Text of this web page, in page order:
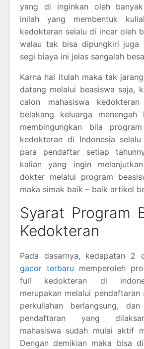
yang di inginkan oleh
inilah yang membentuk
kedokteran selalu di incar oleh
walau tak bisa dipungkiri juga
segi biaya ini jelas sangalah
Karna hal itulah maka tak
datang melalui beasiswa saja,
calon mahasiswa
belakang keluarga
membingungkan bila
kedokteran di Indonesia
para pendaftar setiap
kalian yang ingin
dokter melalui program
maka simak baik – baik artikel
Syarat Program
Kedokteran
Pada dasarnya, kedapatan 2
gacor terbaru memperoleh
full kedokteran di
merupakan melalui pendaftaran
perkuliahan berlangsung,
pendaftaran yang
mahasiswa sudah mulai aktif
Dengan demikian maka bisa